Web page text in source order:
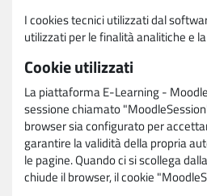
I cookies tecnici utilizzati dal
utilizzati per le finalità analitiche e
Cookie utilizzati
La piattaforma E-Learning -
sessione chiamato
browser sia configurato per
garantire la validità della propria
le pagine. Quando ci si scollega
chiude il browser, il cookie